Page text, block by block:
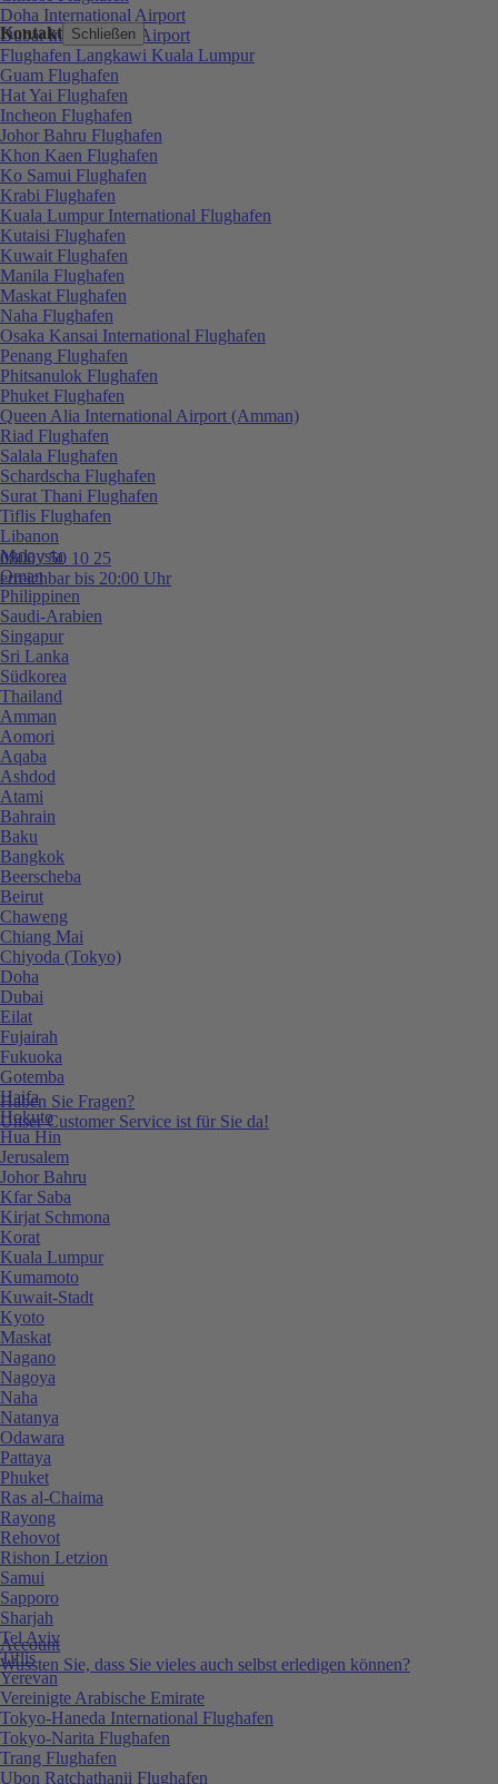
Kontakt Schließen
0800 / 50 10 25
erreichbar bis 20:00 Uhr
Haben Sie Fragen?
Unser Customer Service ist für Sie da!
Account
Wussten Sie, dass Sie vieles auch selbst erledigen können?
Doha International Airport
Dubai International Airport
Flughafen Langkawi Kuala Lumpur
Guam Flughafen
Hat Yai Flughafen
Incheon Flughafen
Johor Bahru Flughafen
Khon Kaen Flughafen
Ko Samui Flughafen
Krabi Flughafen
Kuala Lumpur International Flughafen
Kutaisi Flughafen
Kuwait Flughafen
Manila Flughafen
Maskat Flughafen
Naha Flughafen
Osaka Kansai International Flughafen
Penang Flughafen
Phitsanulok Flughafen
Phuket Flughafen
Queen Alia International Airport (Amman)
Riad Flughafen
Salala Flughafen
Schardscha Flughafen
Surat Thani Flughafen
Tiflis Flughafen
Libanon
Malaysia
Oman
Philippinen
Saudi-Arabien
Singapur
Sri Lanka
Südkorea
Thailand
Amman
Aomori
Aqaba
Ashdod
Atami
Bahrain
Baku
Bangkok
Beerscheba
Beirut
Chaweng
Chiang Mai
Chiyoda (Tokyo)
Doha
Dubai
Eilat
Fujairah
Fukuoka
Gotemba
Haifa
Hokuto
Hua Hin
Jerusalem
Johor Bahru
Kfar Saba
Kirjat Schmona
Korat
Kuala Lumpur
Kumamoto
Kuwait-Stadt
Kyoto
Maskat
Nagano
Nagoya
Naha
Natanya
Odawara
Pattaya
Phuket
Ras al-Chaima
Rayong
Rehovot
Rishon Letzion
Samui
Sapporo
Sharjah
Tel Aviv
Tiflis
Yerevan
Vereinigte Arabische Emirate
Tokyo-Haneda International Flughafen
Tokyo-Narita Flughafen
Trang Flughafen
Ubon Ratchathanii Flughafen